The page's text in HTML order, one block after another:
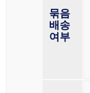
묶음
배송
여부